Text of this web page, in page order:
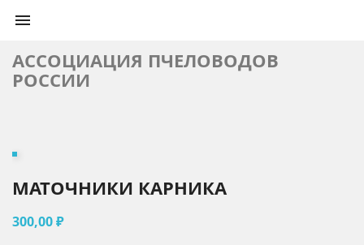

АССОЦИАЦИЯ ПЧЕЛОВОДОВ
РОССИИ
МАТОЧНИКИ КАРНИКА
300,00 ₽